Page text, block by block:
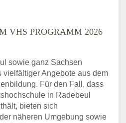
VHS PROGRAMM 2026
sowie ganz Sachsen
vielfältiger Angebote aus dem
Für den Fall, dass
in Radebeul
bieten sich
näheren Umgebung sowie